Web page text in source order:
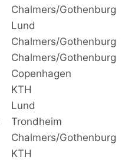
Chalmers/Gothenburg
Lund
Chalmers/Gothenburg
Chalmers/Gothenburg
Copenhagen
KTH
Lund
Trondheim
Chalmers/Gothenburg
KTH